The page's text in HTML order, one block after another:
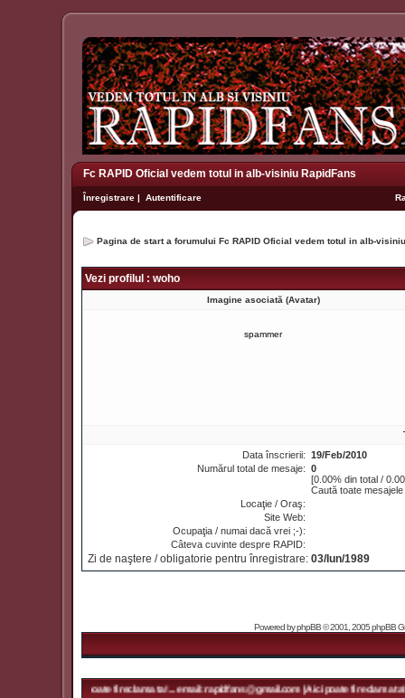
Fc RAPID Oficial vedem totul in alb-visiniu RapidFans
Înregistrare | Autentificare
Pagina de start a forumului Fc RAPID Oficial vedem totul in alb-
Vezi profilul : woho
Imagine asociată (Avatar)
spammer
Data înscrierii: 19/Feb/2010
Numărul total de mesaje: 0
[0.00% din total /
Caută toate
Locaţie / Oraş:
Site Web:
Ocupaţia / numai dacă vrei ;-):
Câteva cuvinte despre RAPID:
Zi de naştere / obligatorie pentru înregistrare: 03/Iun/1989
Powered byphpBB© 2001, 2005 phpBB
| Aici poate fi reclama ta! ... email: rapidfans@gmail.com | Aici poate fi reclama ta! ...